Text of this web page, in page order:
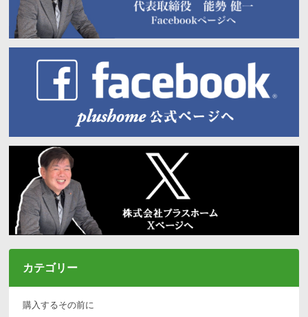
カテゴリー
購入するその前に